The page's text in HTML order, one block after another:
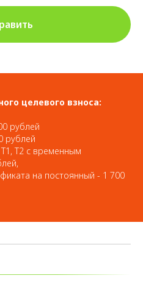
целевого взноса:
рублей
рублей
Т2 с временным
на постоянный - 1 700